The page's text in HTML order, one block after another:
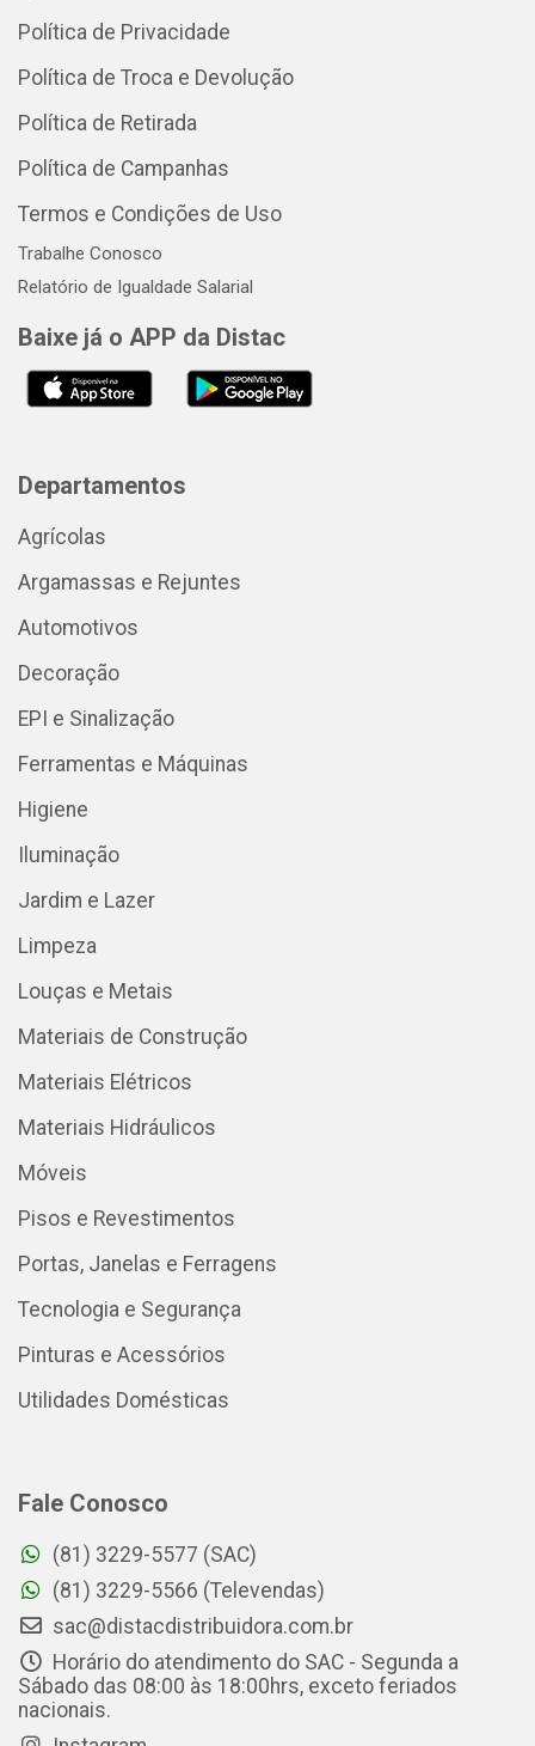
Política de Privacidade
Política de Troca e Devolução
Política de Retirada
Política de Campanhas
Termos e Condições de Uso
Trabalhe Conosco
Relatório de Igualdade Salarial
Baixe já o APP da Distac
Departamentos
Agrícolas
Argamassas e Rejuntes
Automotivos
Decoração
EPI e Sinalização
Ferramentas e Máquinas
Higiene
Iluminação
Jardim e Lazer
Limpeza
Louças e Metais
Materiais de Construção
Materiais Elétricos
Materiais Hidráulicos
Móveis
Pisos e Revestimentos
Portas, Janelas e Ferragens
Tecnologia e Segurança
Pinturas e Acessórios
Utilidades Domésticas
Fale Conosco
(81) 3229-5577 (SAC)
(81) 3229-5566 (Televendas)
sac@distacdistribuidora.com.br
Horário do atendimento do SAC - Segunda a
Sábado das 08:00 às 18:00hrs, exceto feriados
nacionais.